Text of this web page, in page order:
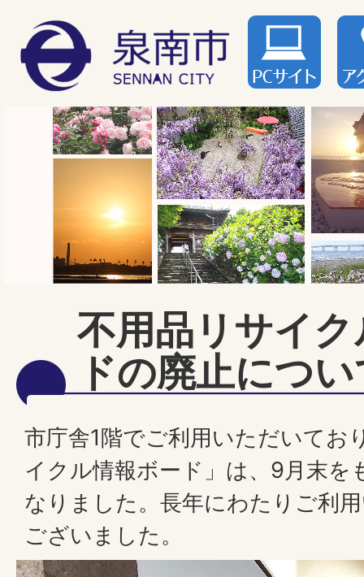
不用品リサイ
ドの廃止につ
市庁舎1階でご利用いただいてお
イクル情報ボード」は、9月末を
なりました。長年にわたりご利
ございました。